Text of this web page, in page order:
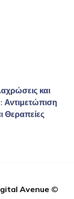
και
Αντιμετώπιση
Θεραπείες
Avenue ©